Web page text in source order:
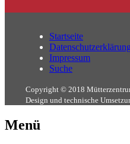
Startseite
Datenschutzerklärung
Impressum
Suche
Copyright © 2018
Design und technische
Menü